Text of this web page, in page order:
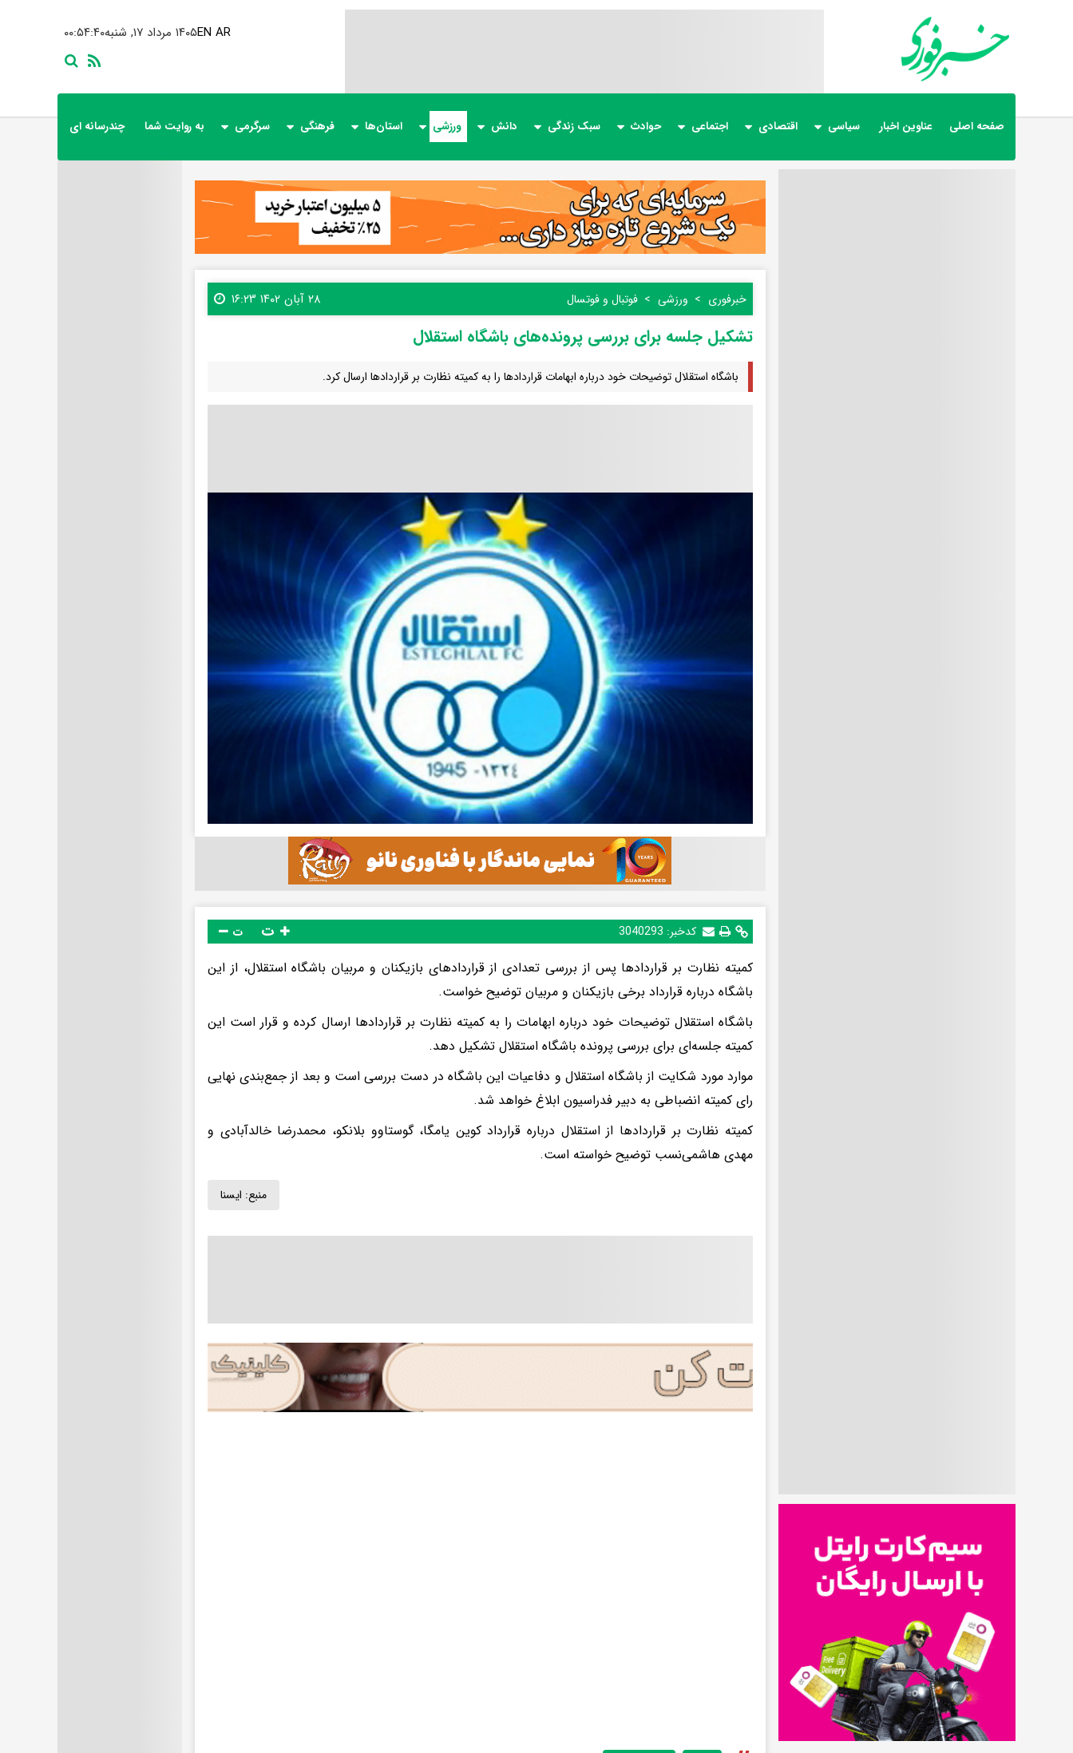
۰۰:۵۴:۴۱ ۱۴۰۵ مرداد ۱۷, شنبهEN AR
صفحه اصلی عناوین اخبار سیاسی اقتصادی اجتماعی حوادث سبک زندگی دانش ورزشی استان‌ها فرهنگی سرگرمی به روایت شما چندرسانه ای
خبرفوری ورزشی فوتبال و فوتسال ۲۸ آبان ۱۴۰۲ ۱۶:۲۳
تشکیل جلسه‌ برای بررسی پرونده‌های باشگاه استقلال
باشگاه استقلال توضیحات خود درباره ابهامات قراردادها را به کمیته نظارت بر قراردادها ارسال کرد.
کدخبر: 3040293 ت
کمیته نظارت بر قراردادها پس از بررسی تعدادی از قراردادهای بازیکنان و مربیان باشگاه استقلال، از این
باشگاه درباره قرارداد برخی بازیکنان و مربیان توضیح خواست.
باشگاه استقلال توضیحات خود درباره ابهامات را به کمیته نظارت بر قراردادها ارسال کرده و قرار است این
کمیته جلسه‌ای برای بررسی پرونده باشگاه استقلال تشکیل دهد.
موارد مورد شکایت از باشگاه استقلال و دفاعیات این باشگاه در دست بررسی است و بعد از جمع‌بندی نهایی
رای کمیته انضباطی به دبیر فدراسیون ابلاغ خواهد شد.
کمیته نظارت بر قراردادها از استقلال درباره قرارداد کوین یامگا، گوستاوو بلانکو، محمدرضا خالدآبادی و
مهدی هاشمی‌نسب توضیح خواسته است.
منبع: ايسنا